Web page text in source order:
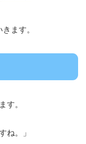
きます。
す。
ね。」